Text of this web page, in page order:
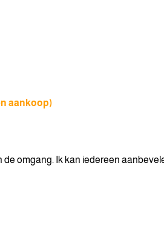
aankoop)
de omgang. Ik kan iedereen